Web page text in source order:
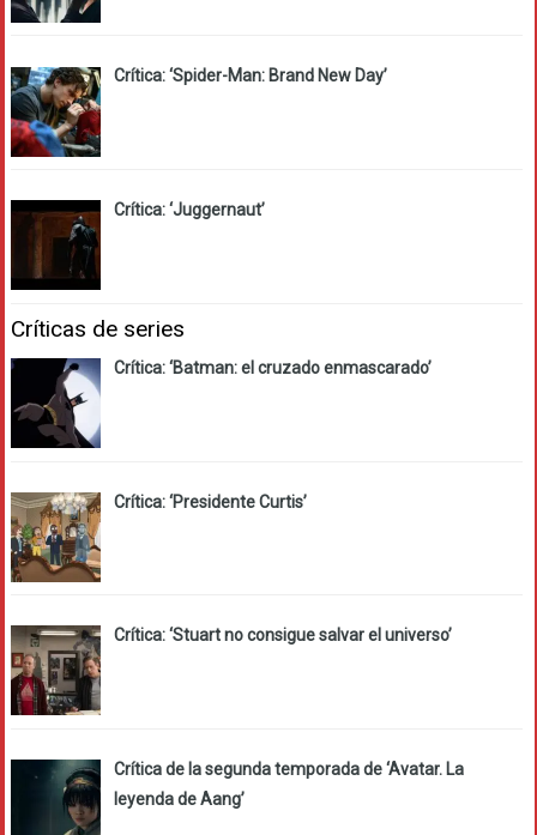
Crítica: ‘Spider-Man: Brand New Day’
Crítica: ‘Juggernaut’
Críticas de series
Crítica: ‘Batman: el cruzado enmascarado’
Crítica: ‘Presidente Curtis’
Crítica: ‘Stuart no consigue salvar el universo’
Crítica de la segunda temporada de ‘Avatar. La
leyenda de Aang’